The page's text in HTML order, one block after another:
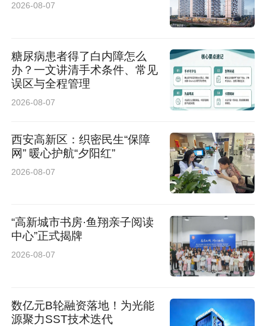
2026-08-07
糖尿病患者得了白内障怎么
办？一文讲清手术条件、常见
误区与全程管理
2026-08-07
西安高新区：织密民生“保障
网” 暖心护航“夕阳红”
2026-08-07
“高新城市书房·鱼翔亲子阅读
中心”正式揭牌
2026-08-07
数亿元B轮融资落地！为光能
源聚力SST技术迭代